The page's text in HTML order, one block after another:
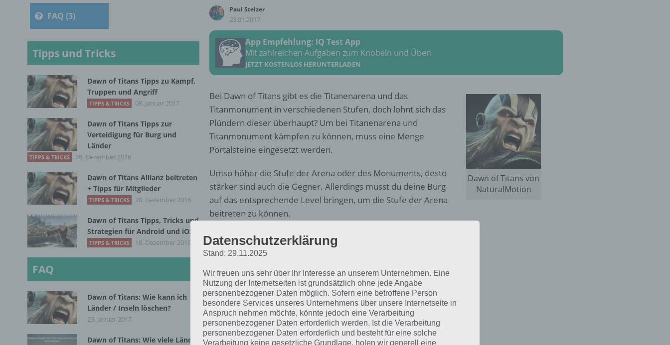
Paul Stelzer
23.01.2017
App Empfehlung: IQ Test App
Mit zahlreichen Aufgaben zum Knobeln und Üben
JETZT KOSTENLOS HERUNTERLADEN
Dawn of Titans von
NaturalMotion
Bei Dawn of Titans gibt es die Titanenarena und das
Titanmonument in verschiedenen Stufen, doch lohnt sich das
Plündern dieser überhaupt? Um bei Titanenarena und
Titanmonument kämpfen zu können, muss eine Menge
Portalsteine eingesetzt werden.
Umso höher die Stufe der Arena oder des Monuments, desto
stärker sind auch die Gegner. Allerdings musst du deine Burg
auf das entsprechende Level bringen, um die Stufe der Arena
beitreten zu können.
FAQ (3)
Tipps und Tricks
Dawn of Titans Tipps zu Kampf,
Truppen und Angriff
TIPPS & TRICKS 08. Januar 2017
Dawn of Titans Tipps zur
Verteidigung für Burg und
Länder
TIPPS & TRICKS 28. Dezember 2016
Dawn of Titans Allianz beitreten
+ Tipps für Mitglieder
TIPPS & TRICKS 20. Dezember 2016
Dawn of Titans Tipps, Tricks und
Strategien für Android und iOS
TIPPS & TRICKS 18. Dezember 2016
FAQ
Dawn of Titans: Wie kann ich
Länder / Inseln löschen?
23. Januar 2017
Dawn of Titans: Wie viele Länder
Datenschutzerklärung
Stand: 29.11.2025
Wir freuen uns sehr über Ihr Interesse an unserem Unternehmen. Eine
Nutzung der Internetseiten ist grundsätzlich ohne jede Angabe
personenbezogener Daten möglich. Sofern eine betroffene Person
besondere Services unseres Unternehmens über unsere Internetseite in
Anspruch nehmen möchte, könnte jedoch eine Verarbeitung
personenbezogener Daten erforderlich werden. Ist die Verarbeitung
personenbezogener Daten erforderlich und besteht für eine solche
Verarbeitung keine gesetzliche Grundlage, holen wir generell eine